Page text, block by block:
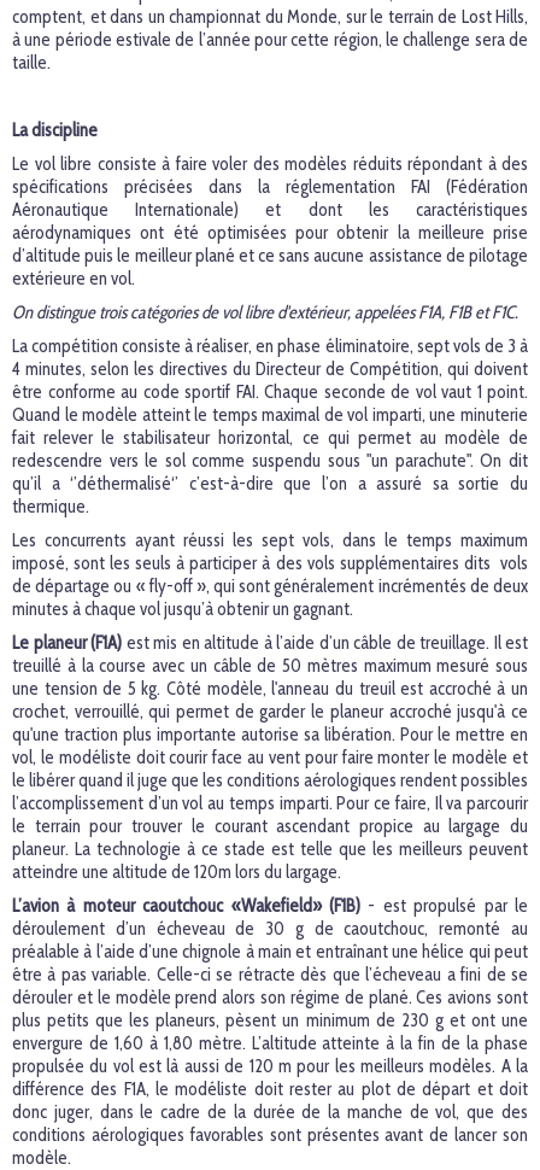
comptent, et dans un championnat du Monde, sur le terrain de Lost Hills,
à une période estivale de l’année pour cette région, le challenge sera de
taille.
La discipline
Le vol libre consiste à faire voler des modèles réduits répondant à des
spécifications précisées dans la réglementation FAI (Fédération
Aéronautique Internationale) et dont les caractéristiques
aérodynamiques ont été optimisées pour obtenir la meilleure prise
d’altitude puis le meilleur plané et ce sans aucune assistance de pilotage
extérieure en vol.
On distingue trois catégories de vol libre d'extérieur, appelées F1A, F1B et F1C.
La compétition consiste à réaliser, en phase éliminatoire, sept vols de 3 à
4 minutes, selon les directives du Directeur de Compétition, qui doivent
être conforme au code sportif FAI. Chaque seconde de vol vaut 1 point.
Quand le modèle atteint le temps maximal de vol imparti, une minuterie
fait relever le stabilisateur horizontal, ce qui permet au modèle de
redescendre vers le sol comme suspendu sous "un parachute". On dit
qu’il a ‘’déthermalisé‘’ c’est-à-dire que l’on a assuré sa sortie du
thermique.
Les concurrents ayant réussi les sept vols, dans le temps maximum
imposé, sont les seuls à participer à des vols supplémentaires dits vols
de départage ou « fly-off », qui sont généralement incrémentés de deux
minutes à chaque vol jusqu’à obtenir un gagnant.
Le planeur (F1A) est mis en altitude à l’aide d’un câble de treuillage. Il est
treuillé à la course avec un câble de 50 mètres maximum mesuré sous
une tension de 5 kg. Côté modèle, l'anneau du treuil est accroché à un
crochet, verrouillé, qui permet de garder le planeur accroché jusqu'à ce
qu'une traction plus importante autorise sa libération. Pour le mettre en
vol, le modéliste doit courir face au vent pour faire monter le modèle et
le libérer quand il juge que les conditions aérologiques rendent possibles
l’accomplissement d’un vol au temps imparti. Pour ce faire, Il va parcourir
le terrain pour trouver le courant ascendant propice au largage du
planeur. La technologie à ce stade est telle que les meilleurs peuvent
atteindre une altitude de 120m lors du largage.
L’avion à moteur caoutchouc «Wakefield» (F1B) - est propulsé par le
déroulement d’un écheveau de 30 g de caoutchouc, remonté au
préalable à l’aide d’une chignole à main et entraînant une hélice qui peut
être à pas variable. Celle-ci se rétracte dès que l’écheveau a fini de se
dérouler et le modèle prend alors son régime de plané. Ces avions sont
plus petits que les planeurs, pèsent un minimum de 230 g et ont une
envergure de 1,60 à 1,80 mètre. L’altitude atteinte à la fin de la phase
propulsée du vol est là aussi de 120 m pour les meilleurs modèles. A la
différence des F1A, le modéliste doit rester au plot de départ et doit
donc juger, dans le cadre de la durée de la manche de vol, que des
conditions aérologiques favorables sont présentes avant de lancer son
modèle.